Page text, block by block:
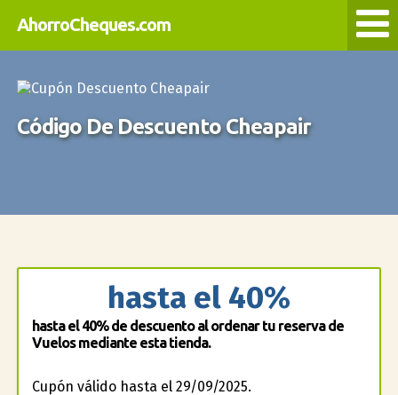
AhorroCheques.com
Código De Descuento Cheapair
hasta el 40%
hasta el 40% de descuento al ordenar tu reserva de
Vuelos mediante esta tienda.
Cupón válido hasta el 29/09/2025.